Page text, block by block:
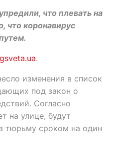
что плевать на
что коронавирус
.
изменения в список
под закон о
Согласно
на улице, будут
тюрьму сроком на один